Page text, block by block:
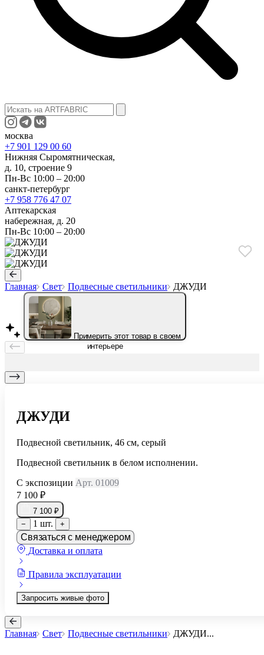
москва
+7 901 129 00 60
Нижняя Сыромятническая,
д. 10, строение 9
Пн-Вс 10:00 – 20:00
санкт-петербург
+7 958 776 47 07
Аптекарская
набережная, д. 20
Пн-Вс 10:00 – 20:00
Главная Свет Подвесные светильники ДЖУДИ
Примерить этот товар в своем
интерьере
ДЖУДИ
Подвесной светильник, 46 см, серый
Подвесной светильник в белом исполнении.
С экспозиции Арт. 01009
7 100 ₽
7 100 ₽
−
1 шт. +
Связаться с менеджером
Доставка и оплата
Правила эксплуатации
Запросить живые фото
Главная Свет Подвесные светильники ДЖУДИ...